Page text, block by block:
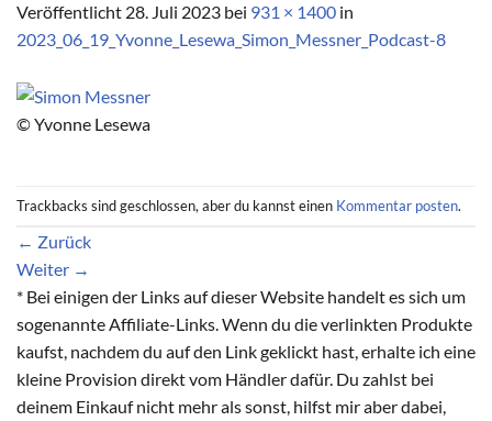
Veröffentlicht 28. Juli 2023 bei 931 × 1400 in
2023_06_19_Yvonne_Lesewa_Simon_Messner_Podcast-8
© Yvonne Lesewa
Trackbacks sind geschlossen, aber du kannst einen Kommentar posten.
← Zurück
Weiter →
* Bei einigen der Links auf dieser Website handelt es sich um
sogenannte Affiliate-Links. Wenn du die verlinkten Produkte
kaufst, nachdem du auf den Link geklickt hast, erhalte ich eine
kleine Provision direkt vom Händler dafür. Du zahlst bei
deinem Einkauf nicht mehr als sonst, hilfst mir aber dabei,